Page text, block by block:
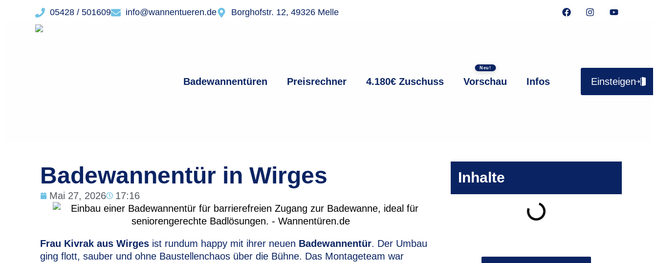
05428 / 501609 info@wannentueren.de Borghofstr. 12, 49326 Melle
Badewannentüren Preisrechner 4.180€ Zuschuss Vorschau Infos Einsteigen
Badewannentür in Wirges
Mai 27, 2026 17:16
Frau Kivrak aus Wirges ist rundum happy mit ihrer neuen Badewannentür. Der Umbau
ging flott, sauber und ohne Baustellenchaos über die Bühne. Das Montageteam war
Inhalte